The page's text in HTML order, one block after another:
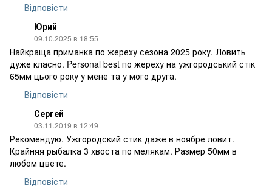
Відповісти
Юрий
09.10.2025 в 18:55
Найкраща приманка по жереху сезона 2025 року. Ловить
дуже класно. Personal best по жереху на ужгородський стік
65мм цього року у мене та у мого друга.
Відповісти
Сергей
03.11.2019 в 12:49
Рекомендую. Ужгородский стик даже в ноябре ловит.
Крайняя рыбалка 3 хвоста по мелякам. Размер 50мм в
любом цвете.
Відповісти